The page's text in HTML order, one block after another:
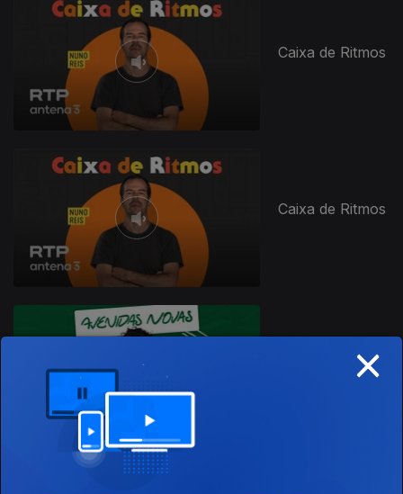
Caixa de Ritmos
Caixa de Ritmos
Avenidas Novas
×